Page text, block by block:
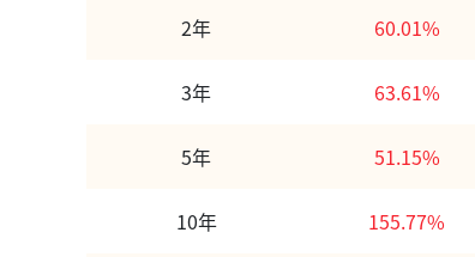
2年 60.01%
3年 63.61%
5年 51.15%
10年 155.77%